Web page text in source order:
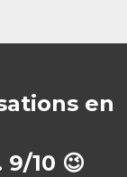
en
10 😉